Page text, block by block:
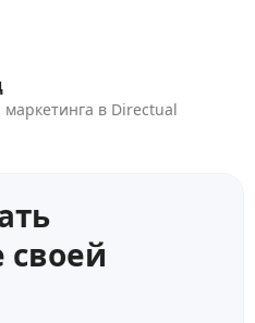
маркетинга в Directual